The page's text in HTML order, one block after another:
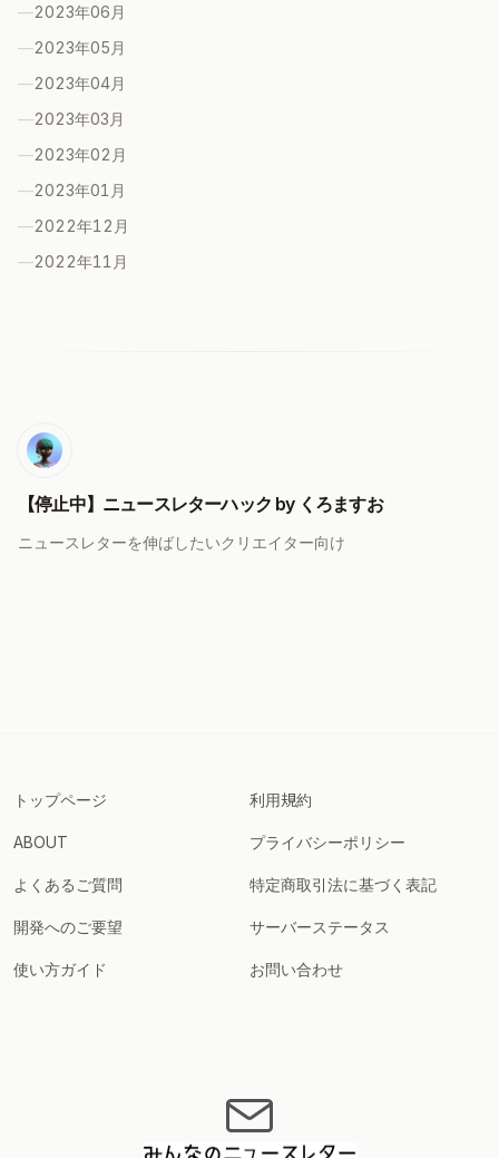
—2023年06 月
—2023年05 月
—2023年04月
—2023年03 月
—2023年02 月
—2023年01 月
—2022年12 月
—2022年11 月
【停止中】ニュースレターハック by くろますお
ニュースレターを伸ばしたいクリエイター向け
トップページ
ABOUT
よくあるご質問
開発へのご要望
使い方ガイド
利用規約
プライバシーポリシー
特定商取引法に基づく表記
サーバーステータス
お問い合わせ